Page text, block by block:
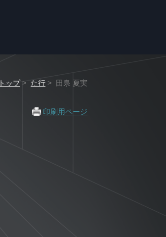
印刷用ページ
トップ> た行 > 田泉 夏実